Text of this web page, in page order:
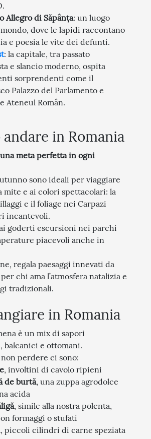
Allegro di Săpânța: un luogo
dove le lapidi raccontano
e poesia le vite dei defunti.
: la capitale, tra passato
e slancio moderno, ospita
sorprendenti come il
Palazzo del Parlamento e
Ateneul Român.
in Romania
una meta perfetta in ogni
sono ideali per viaggiare
mite e ai colori spettacolari: la
e il foliage nei Carpazi
incantevoli.
goderti escursioni nei parchi
piacevoli anche in
regala paesaggi innevati da
chi ama l’atmosfera natalizia e
tradizionali.
in Romania
è un mix di sapori
balcanici e ottomani.
perdere ci sono:
, involtini di cavolo ripieni
de burtă, una zuppa agrodolce
acida
, simile alla nostra polenta,
formaggi o stufati
, piccoli cilindri di carne speziata